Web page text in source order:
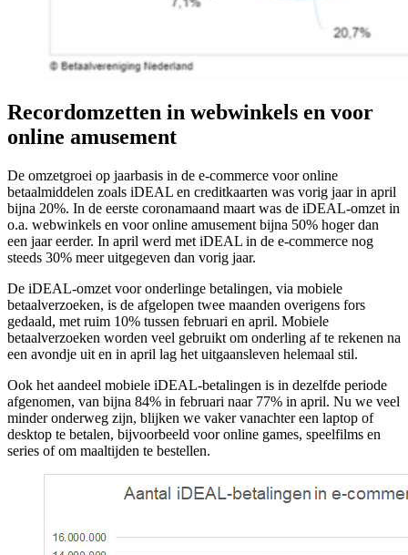
Recordomzetten in webwinkels en voor
online amusement
De omzetgroei op jaarbasis in de e-commerce voor online
betaalmiddelen zoals iDEAL en creditkaarten was vorig jaar in april
bijna 20%. In de eerste coronamaand maart was de iDEAL-omzet in
o.a. webwinkels en voor online amusement bijna 50% hoger dan
een jaar eerder. In april werd met iDEAL in de e-commerce nog
steeds 30% meer uitgegeven dan vorig jaar.
De iDEAL-omzet voor onderlinge betalingen, via mobiele
betaalverzoeken, is de afgelopen twee maanden overigens fors
gedaald, met ruim 10% tussen februari en april. Mobiele
betaalverzoeken worden veel gebruikt om onderling af te rekenen na
een avondje uit en in april lag het uitgaansleven helemaal stil.
Ook het aandeel mobiele iDEAL-betalingen is in dezelfde periode
afgenomen, van bijna 84% in februari naar 77% in april. Nu we veel
minder onderweg zijn, blijken we vaker vanachter een laptop of
desktop te betalen, bijvoorbeeld voor online games, speelfilms en
series of om maaltijden te bestellen.